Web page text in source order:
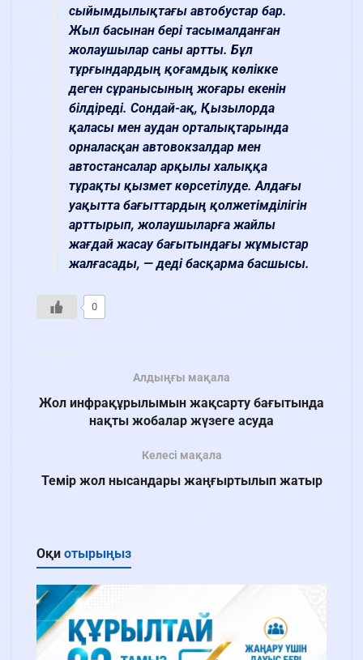
сыйымдылықтағы автобустар бар.
Жыл басынан бері тасымалданған
жолаушылар саны артты. Бұл
тұрғындардың қоғамдық көлікке
деген сұранысының жоғары екенін
білдіреді. Сондай-ақ, Қызылорда
қаласы мен аудан орталықтарында
орналасқан автовокзалдар мен
автостансалар арқылы халыққа
тұрақты қызмет көрсетілуде. Алдағы
уақытта бағыттардың қолжетімділігін
арттырып, жолаушыларға жайлы
жағдай жасау бағытындағы жұмыстар
жалғасады, — деді басқарма басшысы.
0
Алдыңғы мақала
Жол инфрақұрылымын жақсарту бағытында
нақты жобалар жүзеге асуда
Келесі мақала
Темір жол нысандары жаңғыртылып жатыр
Оқи отырыңыз